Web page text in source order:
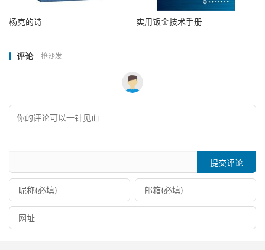
杨克的诗 实用钣金技术手册
评论 抢沙发
提交评论